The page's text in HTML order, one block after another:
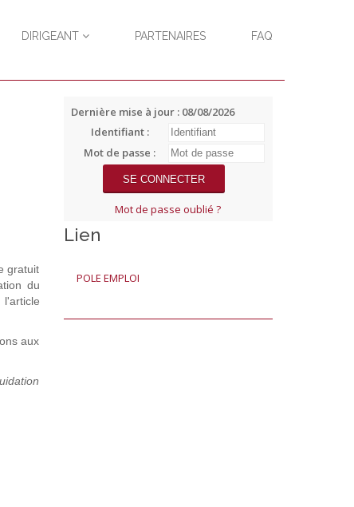
DIRIGEANT PARTENAIRES FAQ
gratuit
du
aux
Dernière mise à jour : 08/08/2026
Identifiant :
Mot de passe :
Mot de passe oublié ?
Lien
POLE EMPLOI